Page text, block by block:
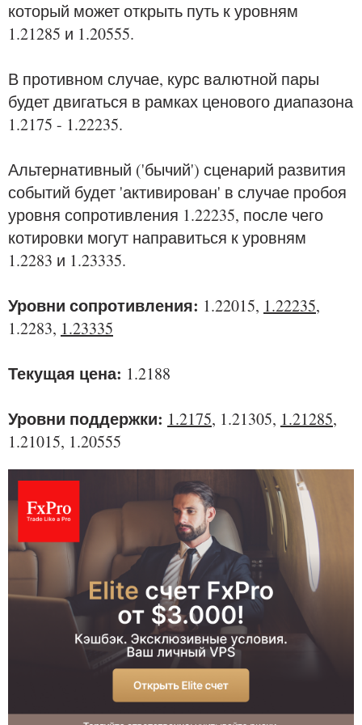
который может открыть путь к уровням
1.21285 и 1.20555.
В противном случае, курс валютной пары
будет двигаться в рамках ценового диапазона
1.2175 - 1.22235.
Альтернативный ('бычий') сценарий развития
событий будет 'активирован' в случае пробоя
уровня сопротивления 1.22235, после чего
котировки могут направиться к уровням
1.2283 и 1.23335.
Уровни сопротивления: 1.22015, 1.22235,
1.2283, 1.23335
Текущая цена: 1.2188
Уровни поддержки: 1.2175, 1.21305, 1.21285,
1.21015, 1.20555